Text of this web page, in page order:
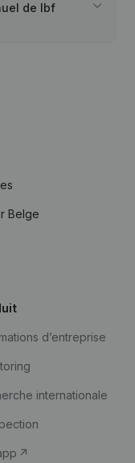
de Ibf
Belge
d’entreprise
internationale